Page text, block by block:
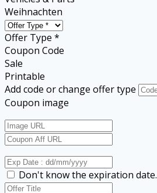
Weihnachten
Offer Type *
Coupon Code
Sale
Printable
Add code or change offer type
Coupon image
Don't know the expiration date.